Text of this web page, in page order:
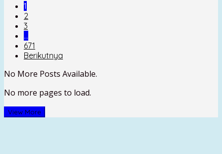
1
2
3
…
671
Berikutnya
No More Posts Available.
No more pages to load.
View More